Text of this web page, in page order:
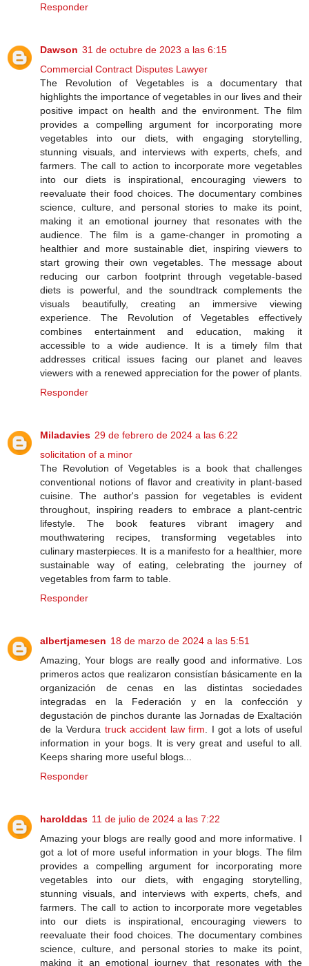
Responder
Dawson 31 de octubre de 2023 a las 6:15
Commercial Contract Disputes Lawyer
The Revolution of Vegetables is a documentary that
highlights the importance of vegetables in our lives and their
positive impact on health and the environment. The film
provides a compelling argument for incorporating more
vegetables into our diets, with engaging storytelling,
stunning visuals, and interviews with experts, chefs, and
farmers. The call to action to incorporate more vegetables
into our diets is inspirational, encouraging viewers to
reevaluate their food choices. The documentary combines
science, culture, and personal stories to make its point,
making it an emotional journey that resonates with the
audience. The film is a game-changer in promoting a
healthier and more sustainable diet, inspiring viewers to
start growing their own vegetables. The message about
reducing our carbon footprint through vegetable-based
diets is powerful, and the soundtrack complements the
visuals beautifully, creating an immersive viewing
experience. The Revolution of Vegetables effectively
combines entertainment and education, making it
accessible to a wide audience. It is a timely film that
addresses critical issues facing our planet and leaves
viewers with a renewed appreciation for the power of plants.
Responder
Miladavies 29 de febrero de 2024 a las 6:22
solicitation of a minor
The Revolution of Vegetables is a book that challenges
conventional notions of flavor and creativity in plant-based
cuisine. The author's passion for vegetables is evident
throughout, inspiring readers to embrace a plant-centric
lifestyle. The book features vibrant imagery and
mouthwatering recipes, transforming vegetables into
culinary masterpieces. It is a manifesto for a healthier, more
sustainable way of eating, celebrating the journey of
vegetables from farm to table.
Responder
albertjamesen 18 de marzo de 2024 a las 5:51
Amazing, Your blogs are really good and informative. Los
primeros actos que realizaron consistían básicamente en la
organización de cenas en las distintas sociedades
integradas en la Federación y en la confección y
degustación de pinchos durante las Jornadas de Exaltación
de la Verdura truck accident law firm . I got a lots of useful
information in your bogs. It is very great and useful to all.
Keeps sharing more useful blogs...
Responder
harolddas 11 de julio de 2024 a las 7:22
Amazing your blogs are really good and more informative. I
got a lot of more useful information in your blogs. The film
provides a compelling argument for incorporating more
vegetables into our diets, with engaging storytelling,
stunning visuals, and interviews with experts, chefs, and
farmers. The call to action to incorporate more vegetables
into our diets is inspirational, encouraging viewers to
reevaluate their food choices. The documentary combines
science, culture, and personal stories to make its point,
making it an emotional journey that resonates with the